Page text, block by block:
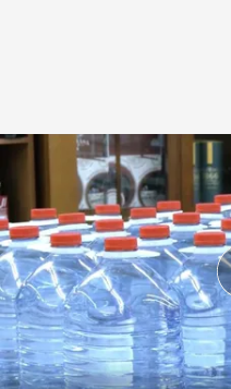
Miles de empresas se han sumado
Redacción digital
19 NOV 2024 - 18:59h.
El ecodiseño
modelo de
2.100 profesionales